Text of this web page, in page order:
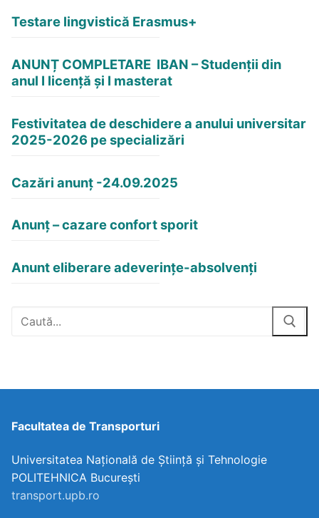
Testare lingvistică Erasmus+
ANUNȚ COMPLETARE IBAN – Studenții din
anul I licență și I masterat
Festivitatea de deschidere a anului universitar
2025-2026 pe specializări
Cazări anunț -24.09.2025
Anunț – cazare confort sporit
Anunt eliberare adeverințe-absolvenți
Facultatea de Transporturi
Universitatea Națională de Știință și Tehnologie
POLITEHNICA București
transport.upb.ro